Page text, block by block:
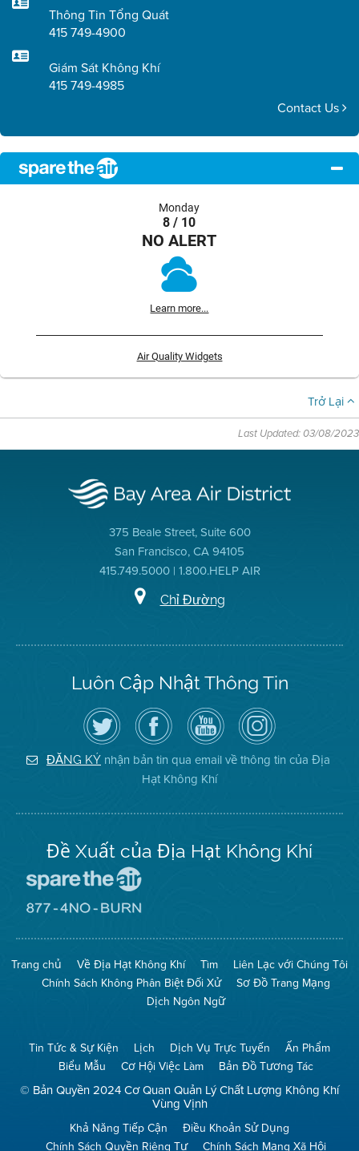
Thông Tin Tổng Quát
415 749-4900
Giám Sát Không Khí
415 749-4985
Contact Us
Monday
8 / 10
NO ALERT
Learn more...
Air Quality Widgets
Trở Lại
Last Updated: 03/08/2023
375 Beale Street, Suite 600
San Francisco, CA 94105
415.749.5000 | 1.800.HELP AIR
Chỉ Đường
Luôn Cập Nhật Thông Tin
Hãy
theo
dõi
Địa
Hạt
Không
Truy
cập
Trang
Facebook
của
Địa
Hạt
Kênh
YouTube
của
Địa
Hạt
Không
Khí
Air
District
on
Instagram
ĐĂNG KÝ nhận bản tin qua email về thông tin của Địa
Hạt Không Khí
Đề Xuất của Địa Hạt Không Khí
The
(Bảo
Toàn
Không
Khí)
Mạng
No
Burn
(Không
Đốt)
Trang chủ Về Địa Hạt Không Khí Tìm
Liên Lạc với Chúng Tôi
Chính Sách Không Phân Biệt Đối Xử
Sơ Đồ Trang Mạng
Dịch Ngôn Ngữ
Tin Tức & Sự Kiện Lịch Dịch Vụ Trực Tuyến
Ấn Phẩm
Biểu Mẫu
Cơ Hội Việc Làm Bản Đồ Tương Tác
© Bản Quyền 2024 Cơ Quan Quản Lý Chất Lượng Không Khí
Vùng Vịnh
Khả Năng Tiếp Cận
Điều Khoản Sử Dụng
Chính Sách Quyền Riêng Tư
Chính Sách Mạng Xã Hội